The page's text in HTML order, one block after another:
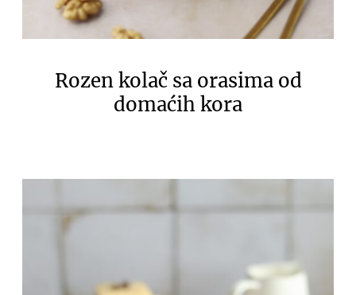
Rozen kolač sa orasima od
domaćih kora